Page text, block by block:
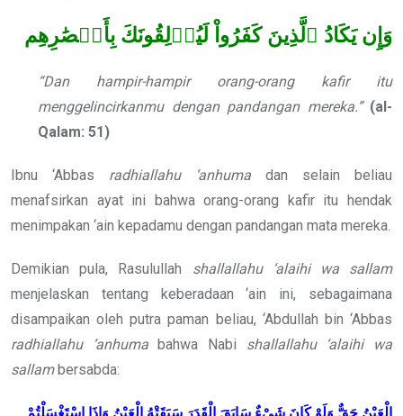
وَإِن يَكَادُ ٱلَّذِينَ كَفَرُواْ لَيُزۡلِقُونَكَ بِأَبۡصَٰرِهِم
“Dan hampir-hampir orang-orang kafir itu
menggelincirkanmu dengan pandangan mereka.” (al-
Qalam: 51)
Ibnu ‘Abbas radhiallahu ‘anhuma dan selain beliau
menafsirkan ayat ini bahwa orang-orang kafir itu hendak
menimpakan ‘ain kepadamu dengan pandangan mata mereka.
Demikian pula, Rasulullah shallallahu ‘alaihi wa sallam
menjelaskan tentang keberadaan ‘ain ini, sebagaimana
disampaikan oleh putra paman beliau, ‘Abdullah bin ‘Abbas
radhiallahu ‘anhumabahwa Nabi shallallahu ‘alaihi wa
sallambersabda: